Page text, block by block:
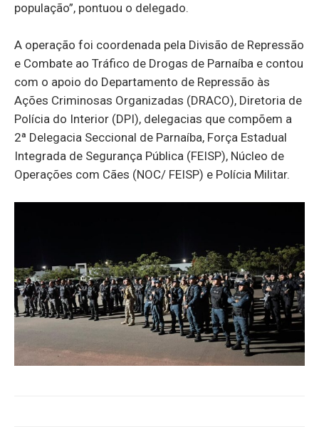
população”, pontuou o delegado.
A operação foi coordenada pela Divisão de Repressão
e Combate ao Tráfico de Drogas de Parnaíba e contou
com o apoio do Departamento de Repressão às
Ações Criminosas Organizadas (DRACO), Diretoria de
Polícia do Interior (DPI), delegacias que compõem a
2ª Delegacia Seccional de Parnaíba, Força Estadual
Integrada de Segurança Pública (FEISP), Núcleo de
Operações com Cães (NOC/ FEISP) e Polícia Militar.